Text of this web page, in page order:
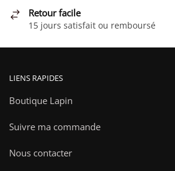
du
produit
Retour facile
15 jours satisfait ou remboursé
LIENS RAPIDES
Boutique Lapin
Suivre ma commande
Nous contacter